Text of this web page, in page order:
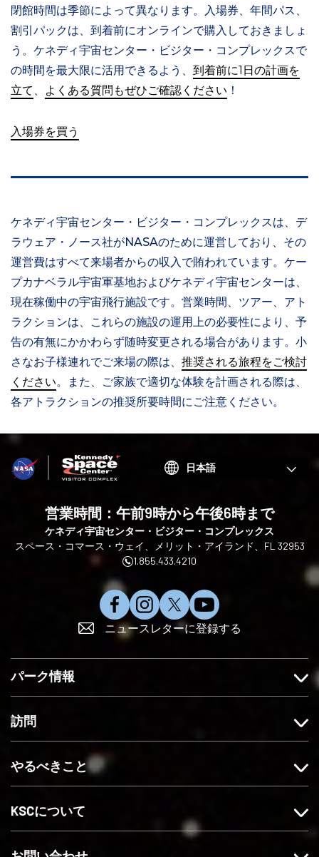
閉館時間は季節によって異なります。入場券、年間パス、
割引パックは、到着前にオンラインで購入しておきましょ
う。ケネディ宇宙センター・ビジター・コンプレックスで
の時間を最大限に活用できるよう、 到着前に1日の計画を
立て 、 よくある質問もぜひご確認ください ！
入場券を買う
ケネディ宇宙センター・ビジター・コンプレックスは、デ
ラウェア・ノース社がNASAのために運営しており、その
運営費はすべて来場者からの収入で賄われています。ケー
プカナベラル宇宙軍基地およびケネディ宇宙センターは、
現在稼働中の宇宙飛行施設です。営業時間、ツアー、アト
ラクションは、これらの施設の運用上の必要性により、予
告の有無にかかわらず随時変更される場合があります。小
さなお子様連れでご来場の際は、 推奨される旅程をご検討
ください。また、ご家族で適切な体験を計画される際は、
各アトラクションの推奨所要時間にご注意ください。
Choose
language
営業時間：午前9時から午後6時まで
ケネディ宇宙センター・ビジター・コンプレックス
スペース・コマース・ウェイ、メリット・アイランド、FL 32953
1.855.433.4210
フ
ェ
ス
ッ
ね
イ
ン
タ
ラ
ロ
る
X
で
ォ
ー
Y
o
T
b
す
ニュースレターに登録する
パーク情報
訪問
やるべきこと
KSCについて